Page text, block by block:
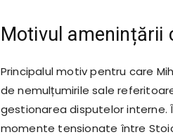
Motivul amenințării
Principalul motiv pentru care
de nemulțumirile sale
gestionarea disputelor interne.
momente tensionate între